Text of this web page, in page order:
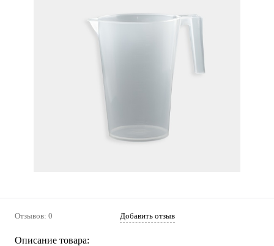
Отзывов: 0 Добавить отзыв
Описание товара: